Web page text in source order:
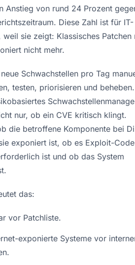
Anstieg von rund 24 Prozent
Diese Zahl ist für IT-
sie zeigt: Klassisches Patchen
nicht mehr.
Schwachstellen pro Tag
testen, priorisieren und
nur, ob ein CVE kritisch klingt.
die betroffene Komponente bei
exponiert ist, ob es Exploit-
ist und ob das System
das:
vor Patchliste.
exponierte Systeme vor